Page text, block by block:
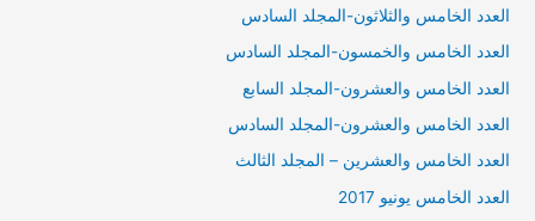
العدد الخامس والثلاثون-المجلد السادس
العدد الخامس والخمسون-المجلد السادس
العدد الخامس والعشرون-المجلد السابع
العدد الخامس والعشرون-المجلد السادس
العدد الخامس والعشرين – المجلد الثالث
العدد الخامس يونيو 2017